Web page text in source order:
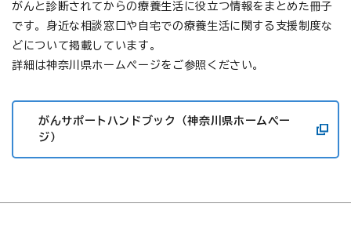
がんと診断されてからの療養生活に役立つ情報をまとめた冊子
です。身近な相談窓口や自宅での療養生活に関する支援制度な
どについて掲載しています。
詳細は神奈川県ホームページをご参照ください。
がんサポートハンドブック（神奈川県ホームペー
ジ）